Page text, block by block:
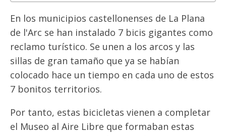
En los municipios castellonenses de La Plana
de l'Arc se han instalado 7 bicis gigantes como
reclamo turístico. Se unen a los arcos y las
sillas de gran tamaño que ya se habían
colocado hace un tiempo en cada uno de estos
7 bonitos territorios.
Por tanto, estas bicicletas vienen a completar
el Museo al Aire Libre que formaban estas